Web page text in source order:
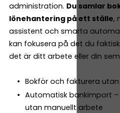
administration. Du samlar
lönehantering på ett ställe,
assistent och smarta
kan fokusera på det du
det är ditt arbete eller din
Bokför och fakturera
Automatisk bankimport
utan manuellt arbete